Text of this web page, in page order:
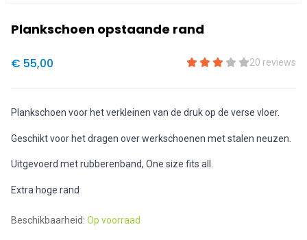
Plankschoen opstaande rand
€ 55,00 20 reviews
Plankschoen voor het verkleinen van de druk op de verse vloer.
Geschikt voor het dragen over werkschoenen met stalen neuzen.
Uitgevoerd met rubberenband, One size fits all.
Extra hoge rand
Beschikbaarheid: Op voorraad